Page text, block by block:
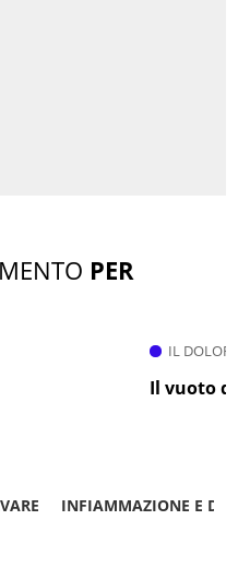
PER
IL
Il vuoto
INFIAMMAZIONE E